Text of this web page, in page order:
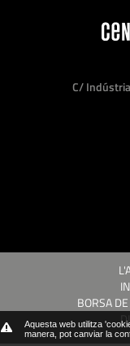
Aquesta web utilitza
manera, pot canviar la
C/
BORSA